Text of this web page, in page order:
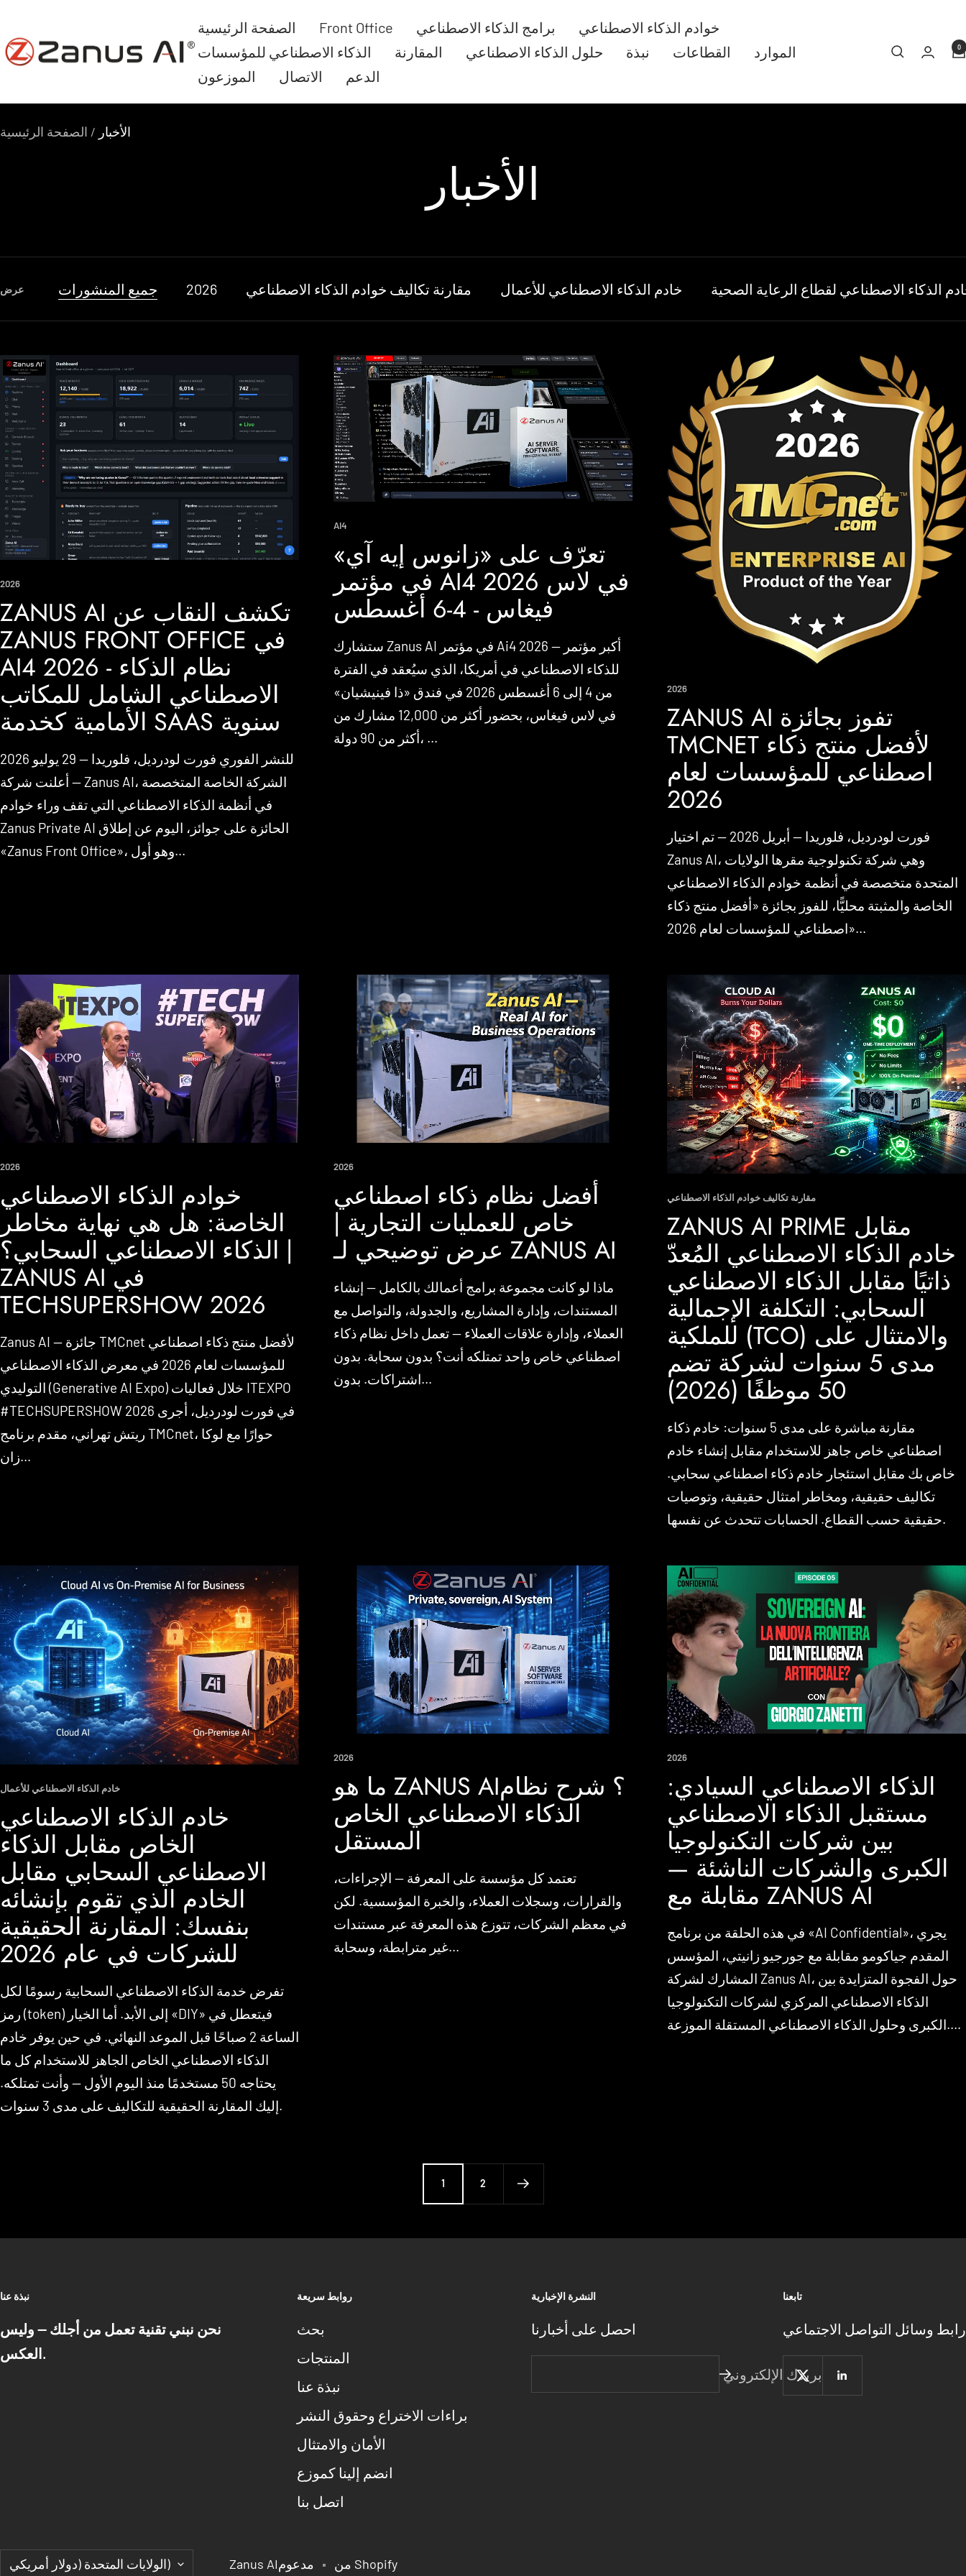
إلى
المحتوى
الصفحة الرئيسية Front Office برامج الذكاء الاصطناعي
خوادم الذكاء الاصطناعي
الذكاء الاصطناعي للمؤسسات
المقارنة حلول الذكاء الاصطناعي نبذة القطاعات
الموارد
الموزعون
الاتصال الدعم
Zanus
AI
0
الصفحة الرئيسية الأخبار
الأخبار
عرض جميع المنشورات 2026 مقارنة تكاليف خوادم الذكاء الاصطناعي خادم الذكاء الاصطناعي للأعمال الذكاء الاصطناعي لقطاع الرعاية الصحية
2026
ZANUS AI تكشف النقاب عن
ZANUS FRONT OFFICE في
AI4 2026 - نظام الذكاء
الاصطناعي الشامل للمكاتب
الأمامية كخدمة SAAS سنوية
للنشر الفوري فورت لودرديل، فلوريدا — 29 يوليو 2026
— أعلنت شركة Zanus AI، الشركة الخاصة المتخصصة
في أنظمة الذكاء الاصطناعي التي تقف وراء خوادم
Zanus Private AI الحائزة على جوائز، اليوم عن إطلاق
«Zanus Front Office»، وهو أول...
AI4
تعرّف على «زانوس إيه آي»
في مؤتمر AI4 2026 في لاس
فيغاس - 4-6 أغسطس
ستشارك Zanus AI في مؤتمر Ai4 2026 — أكبر مؤتمر
للذكاء الاصطناعي في أمريكا، الذي سيُعقد في الفترة
من 4 إلى 6 أغسطس 2026 في فندق «ذا فينيشيان»
في لاس فيغاس، بحضور أكثر من 12,000 مشارك من
أكثر من 90 دولة، ...
2026
ZANUS AI تفوز بجائزة
TMCNET لأفضل منتج ذكاء
اصطناعي للمؤسسات لعام
2026
فورت لودرديل، فلوريدا — أبريل 2026 — تم اختيار
Zanus AI، وهي شركة تكنولوجية مقرها الولايات
المتحدة متخصصة في أنظمة خوادم الذكاء الاصطناعي
الخاصة والمثبتة محليًّا، للفوز بجائزة «أفضل منتج ذكاء
اصطناعي للمؤسسات لعام 2026»...
2026
خوادم الذكاء الاصطناعي
الخاصة: هل هي نهاية مخاطر
الذكاء الاصطناعي السحابي؟ |
ZANUS AI في
TECHSUPERSHOW 2026
Zanus AI — جائزة TMCnet لأفضل منتج ذكاء اصطناعي
للمؤسسات لعام 2026 في معرض الذكاء الاصطناعي
التوليدي (Generative AI Expo) خلال فعاليات ITEXPO
#TECHSUPERSHOW 2026 في فورت لودرديل، أجرى
ريتش تهراني، مقدم برنامج TMCnet، حوارًا مع لوكا
زان...
2026
أفضل نظام ذكاء اصطناعي
خاص للعمليات التجارية |
عرض توضيحي لـ ZANUS AI
ماذا لو كانت مجموعة برامج أعمالك بالكامل — إنشاء
المستندات، وإدارة المشاريع، والجدولة، والتواصل مع
العملاء، وإدارة علاقات العملاء — تعمل داخل نظام ذكاء
اصطناعي خاص واحد تمتلكه أنت؟ بدون سحابة. بدون
اشتراكات. بدون...
مقارنة تكاليف خوادم الذكاء الاصطناعي
ZANUS AI PRIME مقابل
خادم الذكاء الاصطناعي المُعدّ
ذاتيًا مقابل الذكاء الاصطناعي
السحابي: التكلفة الإجمالية
للملكية (TCO) والامتثال على
مدى 5 سنوات لشركة تضم
50 موظفًا (2026)
مقارنة مباشرة على مدى 5 سنوات: خادم ذكاء
اصطناعي خاص جاهز للاستخدام مقابل إنشاء خادم
خاص بك مقابل استئجار خادم ذكاء اصطناعي سحابي.
تكاليف حقيقية، ومخاطر امتثال حقيقية، وتوصيات
حقيقية حسب القطاع. الحسابات تتحدث عن نفسها.
خادم الذكاء الاصطناعي للأعمال
خادم الذكاء الاصطناعي
الخاص مقابل الذكاء
الاصطناعي السحابي مقابل
الخادم الذي تقوم بإنشائه
بنفسك: المقارنة الحقيقية
للشركات في عام 2026
تفرض خدمة الذكاء الاصطناعي السحابية رسومًا لكل
رمز (token) إلى الأبد. أما الخيار «DIY» فيتعطل في
الساعة 2 صباحًا قبل الموعد النهائي. في حين يوفر خادم
الذكاء الاصطناعي الخاص الجاهز للاستخدام كل ما
يحتاجه 50 مستخدمًا منذ اليوم الأول — وأنت تمتلكه.
إليك المقارنة الحقيقية للتكاليف على مدى 3 سنوات.
2026
ما هو ZANUS AI؟ شرح نظام
الذكاء الاصطناعي الخاص
المستقل
تعتمد كل مؤسسة على المعرفة — الإجراءات،
والقرارات، وسجلات العملاء، والخبرة المؤسسية. لكن
في معظم الشركات، تتوزع هذه المعرفة عبر مستندات
غير مترابطة، وسحابة...
2026
الذكاء الاصطناعي السيادي:
مستقبل الذكاء الاصطناعي
بين شركات التكنولوجيا
الكبرى والشركات الناشئة —
مقابلة مع ZANUS AI
في هذه الحلقة من برنامج «AI Confidential»، يجري
المقدم جياكومو مقابلة مع جورجيو زانيتي، المؤسس
المشارك لشركة Zanus AI، حول الفجوة المتزايدة بين
الذكاء الاصطناعي المركزي لشركات التكنولوجيا
الكبرى وحلول الذكاء الاصطناعي المستقلة الموزعة....
1 2
نبذة عنا
نحن نبني تقنية تعمل من أجلك — وليس
العكس.
روابط سريعة
بحث
المنتجات
نبذة عنا
براءات الاختراع وحقوق النشر
الأمان والامتثال
انضم إلينا كموزع
اتصل بنا
النشرة الإخبارية
احصل على أخبارنا
بريدك الإلكتروني
تابعنا
رابط وسائل التواصل الاجتماعي
البلد/ الولايات المتحدة (دولار أمريكي) Zanus AIمدعوم من Shopify